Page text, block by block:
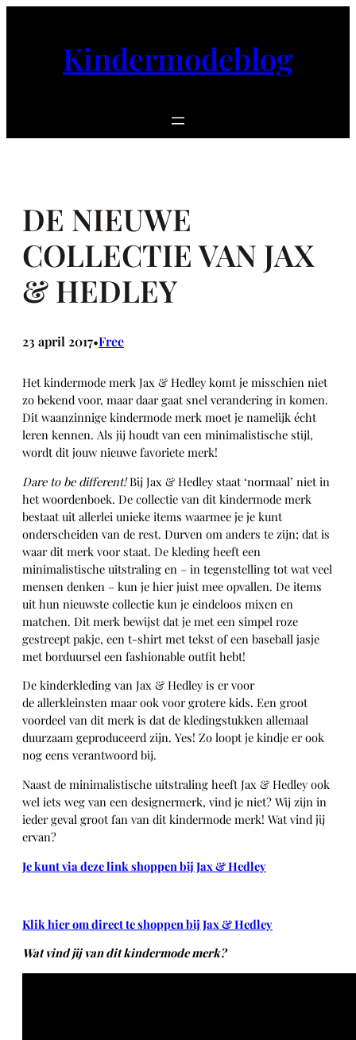
Kindermodeblog
DE NIEUWE
COLLECTIE VAN JAX
& HEDLEY
23 april 2017•Free
Het kindermode merk Jax & Hedley komt je misschien niet
zo bekend voor, maar daar gaat snel verandering in komen.
Dit waanzinnige kindermode merk moet je namelijk écht
leren kennen. Als jij houdt van een minimalistische stijl,
wordt dit jouw nieuwe favoriete merk!
Dare to be different!Bij Jax & Hedley staat ‘normaal’ niet in
het woordenboek. De collectie van dit kindermode merk
bestaat uit allerlei unieke items waarmee je je kunt
onderscheiden van de rest. Durven om anders te zijn; dat is
waar dit merk voor staat. De kleding heeft een
minimalistische uitstraling en – in tegenstelling tot wat veel
mensen denken – kun je hier juist mee opvallen. De items
uit hun nieuwste collectie kun je eindeloos mixen en
matchen. Dit merk bewijst dat je met een simpel roze
gestreept pakje, een t-shirt met tekst of een baseball jasje
met borduursel een fashionable outfit hebt!
De kinderkleding van Jax & Hedley is er voor
de allerkleinsten maar ook voor grotere kids. Een groot
voordeel van dit merk is dat de kledingstukken allemaal
duurzaam geproduceerd zijn. Yes! Zo loopt je kindje er ook
nog eens verantwoord bij.
Naast de minimalistische uitstraling heeft Jax & Hedley ook
wel iets weg van een designermerk, vind je niet? Wij zijn in
ieder geval groot fan van dit kindermode merk! Wat vind jij
ervan?
Je kunt via deze link shoppen bij Jax & Hedley
Klik hier om direct te shoppen bij Jax & Hedley
Wat vind jij van dit kindermode merk?